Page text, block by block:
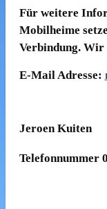
Für weitere
Mobilheime
Verbindung. Wir
E-Mail Adresse:
Jeroen Kuiten
Telefonnummer